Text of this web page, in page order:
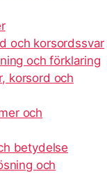
och korsordssvar
och förklaring
korsord och
och
betydelse
och